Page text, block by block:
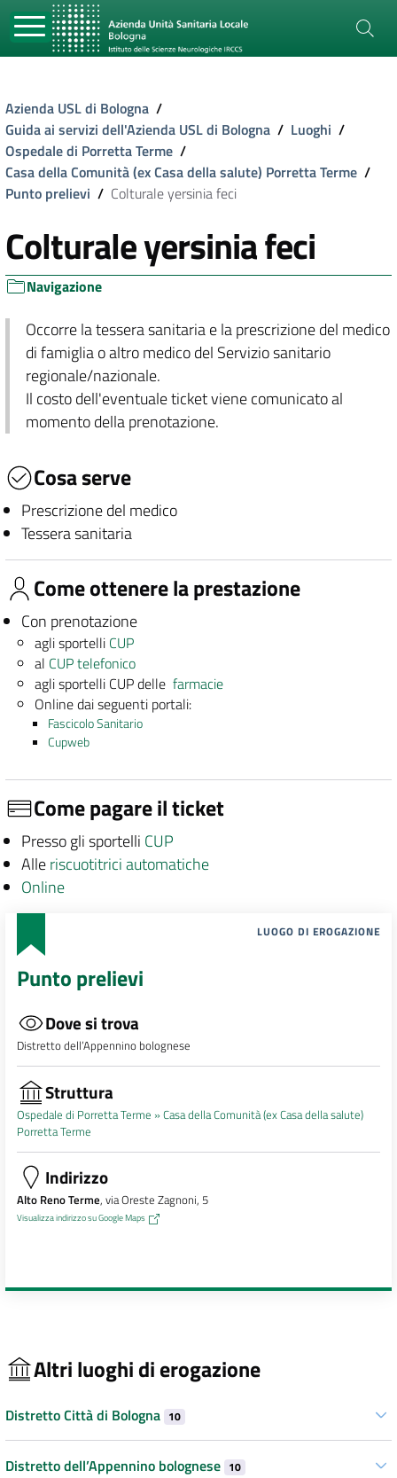
Azienda USL di Bologna /
Guida ai servizi dell'Azienda USL di Bologna / Luoghi /
Ospedale di Porretta Terme /
Casa della Comunità (ex Casa della salute) Porretta Terme /
Punto prelievi / Colturale yersinia feci
Colturale yersinia feci
Navigazione
Occorre la tessera sanitaria e la prescrizione del medico
di famiglia o altro medico del Servizio sanitario
regionale/nazionale.
Il costo dell'eventuale ticket viene comunicato al
momento della prenotazione.
Cosa serve
Prescrizione del medico
Tessera sanitaria
Come ottenere la prestazione
Con prenotazione
agli sportelli CUP
al CUP telefonico
agli sportelli CUP dellefarmacie
Online dai seguenti portali:
Fascicolo Sanitario
Cupweb
Come pagare il ticket
Presso gli sportelli CUP
Alleriscuotitrici automatiche
Online
LUOGO DI EROGAZIONE
Punto prelievi
Dove si trova
Distretto dell’Appennino bolognese
Struttura
Ospedale di Porretta Terme »Casa della Comunità (ex Casa della salute)
Porretta Terme
Indirizzo
Alto Reno Terme, via Oreste Zagnoni, 5
Visualizza indirizzo su Google Maps
Altri luoghi di erogazione
Distretto Città di Bologna 10
Distretto dell’Appennino bolognese 10